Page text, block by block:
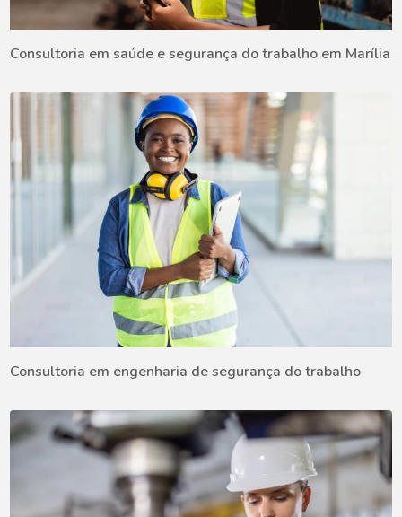
Consultoria em saúde e segurança do trabalho em Marília
Consultoria em engenharia de segurança do trabalho